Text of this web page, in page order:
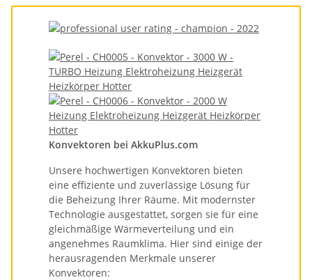
Konvektoren bei AkkuPlus.com
Unsere hochwertigen Konvektoren bieten
eine effiziente und zuverlässige Lösung für
die Beheizung Ihrer Räume. Mit modernster
Technologie ausgestattet, sorgen sie für eine
gleichmäßige Wärmeverteilung und ein
angenehmes Raumklima. Hier sind einige der
herausragenden Merkmale unserer
Konvektoren: